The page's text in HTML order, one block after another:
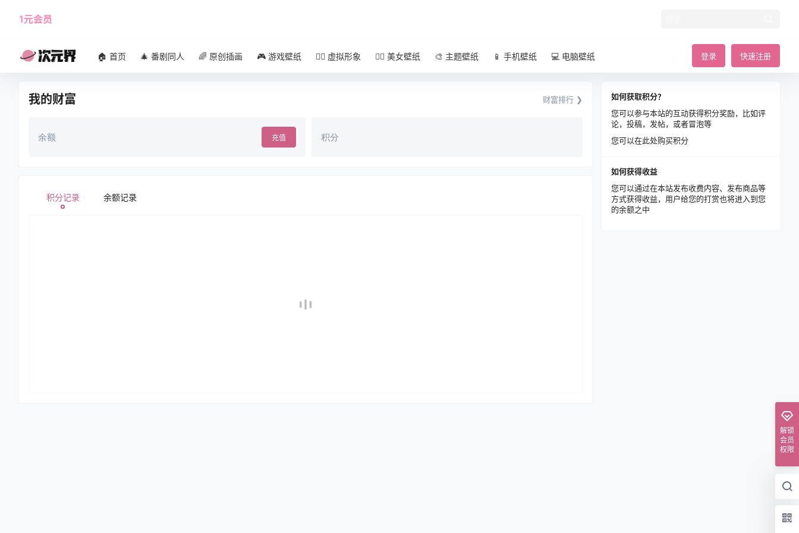
1元会员
登录 快速注册
🏠 首页 🎄 番剧同人 🌈 原创插画 🎮 游戏壁纸 🧚‍♀️ 虚拟形象 🧜‍♀️ 美女壁纸 🎨 主题壁纸 📱 手机壁纸 💻 电脑壁纸
我的财富 财富排行 ❯
余额 充值 积分
积分记录 余额记录
如何获取积分？
您可以参与本站的互动获得积分奖励，比如评
论，投稿，发帖，或者冒泡等
您可以在此处购买积分
如何获得收益
您可以通过在本站发布收费内容、发布商品等
方式获得收益，用户给您的打赏也将进入到您
的余额之中
解锁
会员
权限